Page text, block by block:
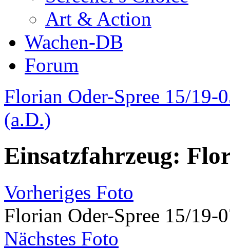
Art & Action
Wachen-DB
Forum
Florian Oder-Spree 15/19-
(a.D.)
Einsatzfahrzeug:
Vorheriges Foto
Florian Oder-Spree 15/19-
Nächstes Foto